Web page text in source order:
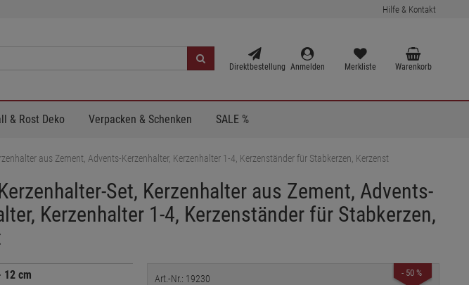
Hilfe & Kontakt
Direktbestellung Anmelden Merkliste Warenkorb
& Rost Deko Verpacken & Schenken SALE %
aus Zement, Advents-Kerzenhalter, Kerzenhalter 1-4, Kerzenständer für Stabkerzen, Kerzenst
Set, Kerzenhalter aus Zement, Advents-
Kerzenhalter 1-4, Kerzenständer für Stabkerzen,
12 cm - 50 %
Art.-Nr.: 19230